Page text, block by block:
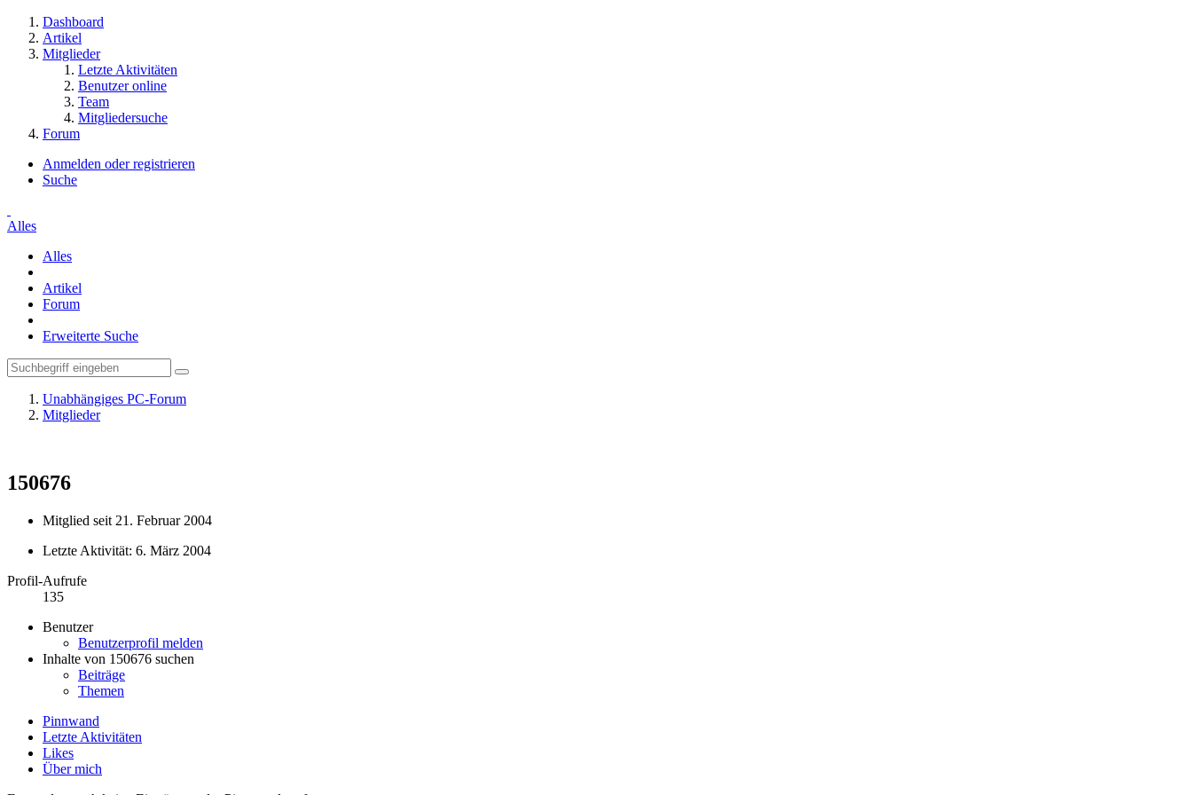
Dashboard
Artikel
Mitglieder
Letzte Aktivitäten
Benutzer online
Team
Mitgliedersuche
Forum
Anmelden oder registrieren
Suche
Alles
Alles
Artikel
Forum
Erweiterte Suche
Unabhängiges PC-Forum
Mitglieder
150676
Mitglied seit 21. Februar 2004
Letzte Aktivität: 6. März 2004
Profil-Aufrufe
135
Benutzer
Benutzerprofil melden
Inhalte von 150676 suchen
Beiträge
Themen
Pinnwand
Letzte Aktivitäten
Likes
Über mich